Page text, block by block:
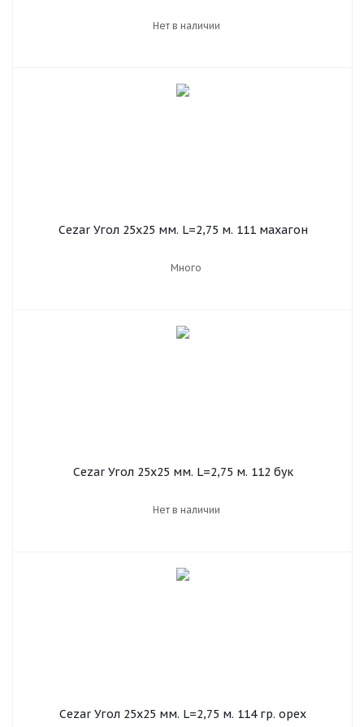
Нет в наличии
Cezar Угол 25х25 мм. L=2,75 м. 111 махагон
Много
Cezar Угол 25х25 мм. L=2,75 м. 112 бук
Нет в наличии
Cezar Угол 25х25 мм. L=2,75 м. 114 гр. орех